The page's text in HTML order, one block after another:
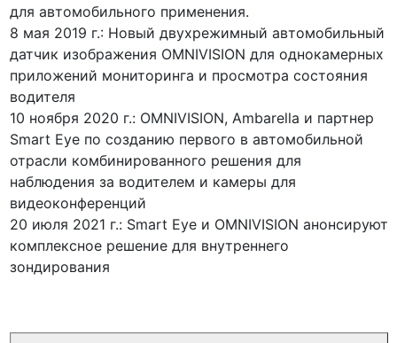
для автомобильного применения.
8 мая 2019 г.: Новый двухрежимный автомобильный
датчик изображения OMNIVISION для однокамерных
приложений мониторинга и просмотра состояния
водителя
10 ноября 2020 г.: OMNIVISION, Ambarella и партнер
Smart Eye по созданию первого в автомобильной
отрасли комбинированного решения для
наблюдения за водителем и камеры для
видеоконференций
20 июля 2021 г.: Smart Eye и OMNIVISION анонсируют
комплексное решение для внутреннего
зондирования